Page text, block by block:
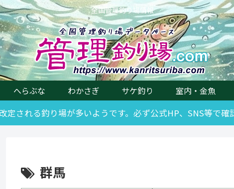
全国管理釣り場情報
へらぶな わかさぎ サケ釣り 室内・金魚
定される釣り場が多いようです。必ず公式HP、SNS等で
群馬